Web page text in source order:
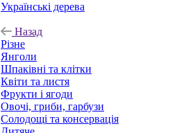
Українські дерева
Назад
Різне
Янголи
Шпаківні та клітки
Квіти та листя
Фрукти і ягоди
Овочі, гриби, гарбузи
Солодощі та консервація